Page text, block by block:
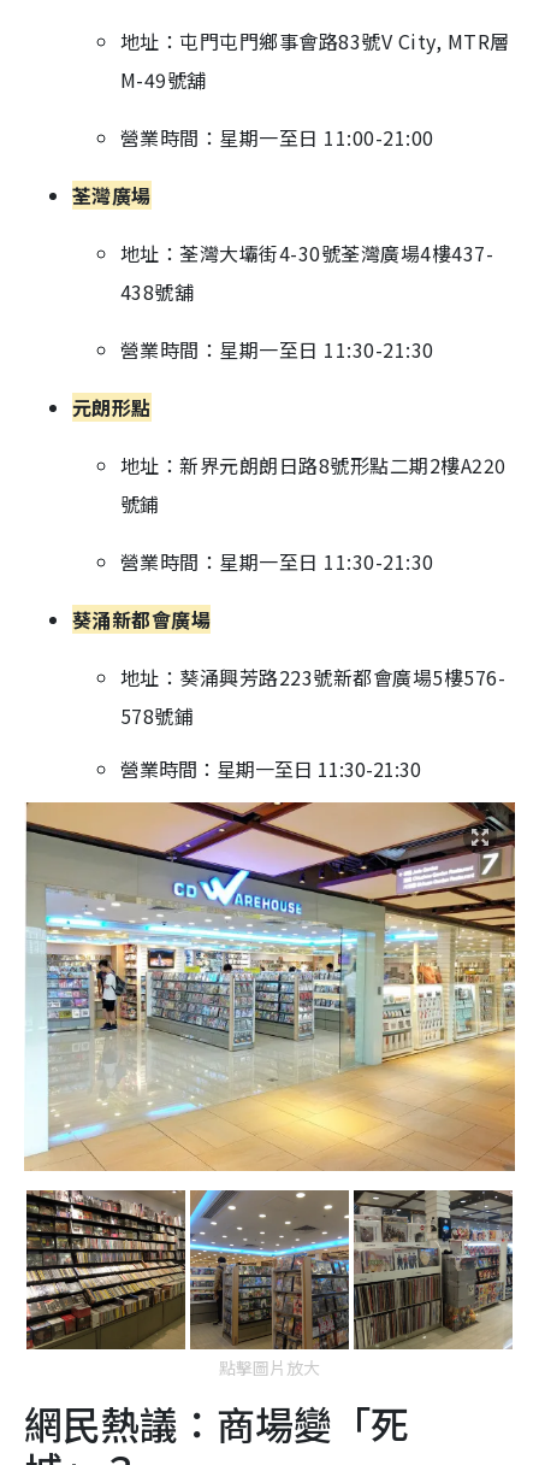
地址：屯門屯門鄉事會路83號V City, MTR層
M-49號舖
營業時間：星期一至日 11:00-21:00
荃灣廣場
地址：荃灣大壩街4-30號荃灣廣場4樓437-
438號舖
營業時間：星期一至日 11:30-21:30
元朗形點
地址：新界元朗朗日路8號形點二期2樓A220
號鋪
營業時間：星期一至日 11:30-21:30
葵涌新都會廣場
地址：葵涌興芳路223號新都會廣場5樓576-
578號鋪
營業時間：星期一至日 11:30-21:30
點擊圖片放大
網民熱議：商場變「死